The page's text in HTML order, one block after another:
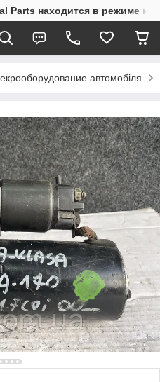
Parts находится в режиме
автомобіля